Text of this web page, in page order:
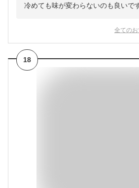
冷めても味が変わらないのも良いで
全てのお
18